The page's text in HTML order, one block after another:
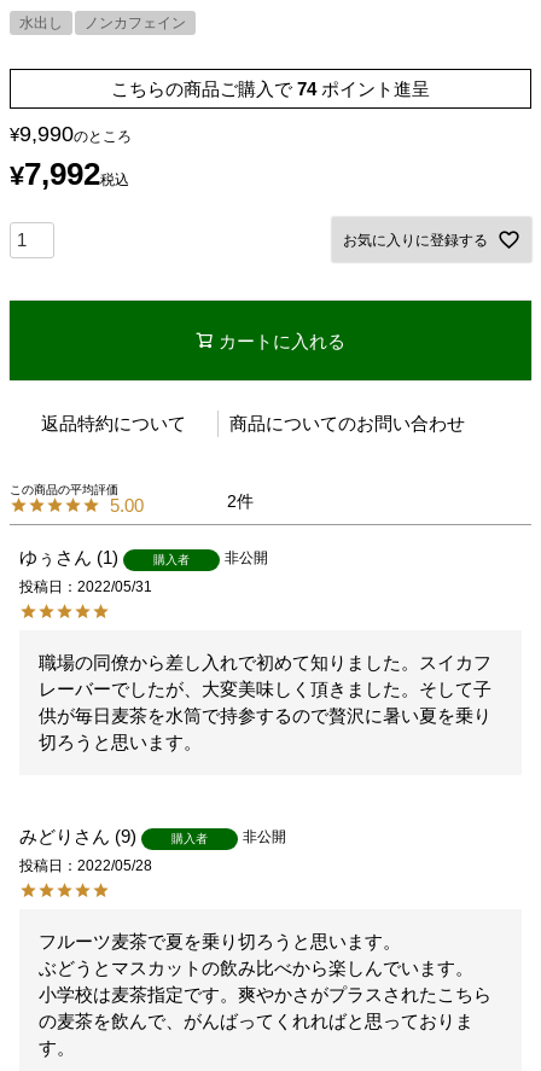
水出し ノンカフェイン
こちらの商品ご購入で 74 ポイント進呈
¥9,990のところ
¥7,992税込
お気に入りに登録する
カートに入れる
返品特約について 商品についてのお問い合わせ
5.00 2
ゆぅ 1 購入者
非公開
投稿日
2022/05/31
職場の同僚から差し入れで初めて知りました。スイカフ
レーバーでしたが、大変美味しく頂きました。そして子
供が毎日麦茶を水筒で持参するので贅沢に暑い夏を乗り
切ろうと思います。
みどり 9 購入者
非公開
投稿日
2022/05/28
フルーツ麦茶で夏を乗り切ろうと思います。
ぶどうとマスカットの飲み比べから楽しんでいます。
小学校は麦茶指定です。爽やかさがプラスされたこちら
の麦茶を飲んで、がんばってくれればと思っておりま
す。